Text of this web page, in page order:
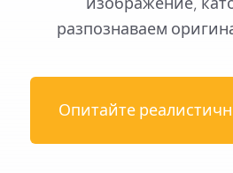
разпознаваем
Опитайте